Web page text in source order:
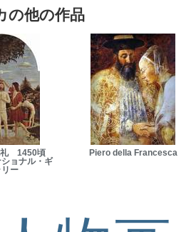
の他の作品
礼 1450頃
ョナル・ギ
リー
Piero della Francesca